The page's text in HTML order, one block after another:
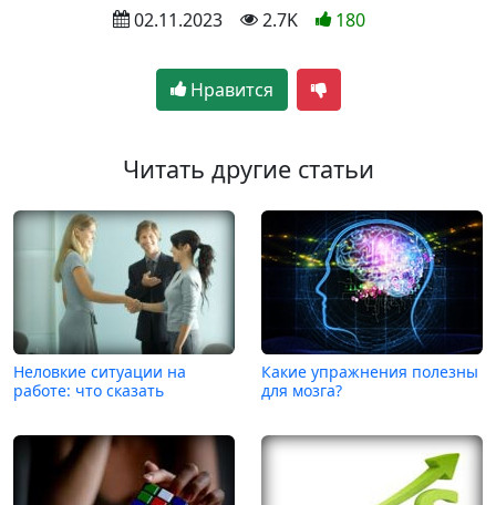
02.11.2023 2.7K 180
Нравится
Читать другие статьи
Неловкие ситуации на
работе: что сказать
Какие упражнения полезны
для мозга?